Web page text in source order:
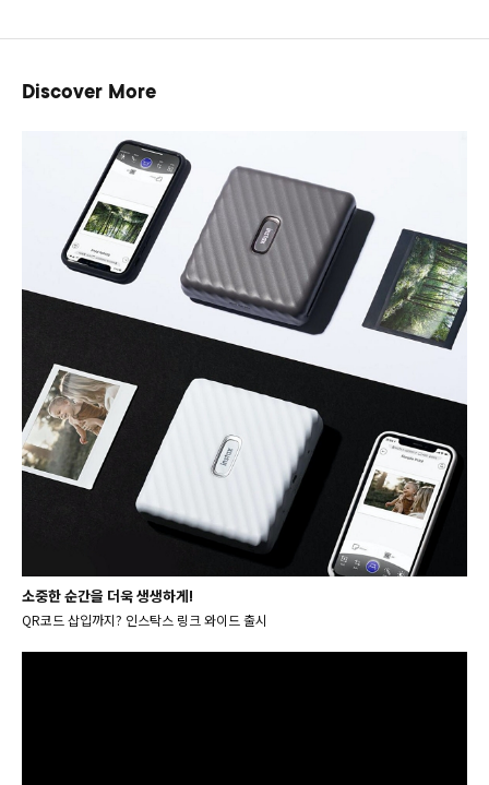
Discover More
소중한 순간을 더욱 생생하게!
QR코드 삽입까지? 인스탁스 링크 와이드 출시